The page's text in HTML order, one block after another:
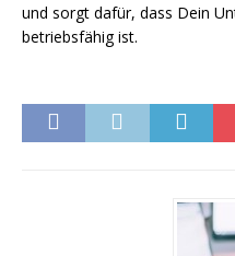
und sorgt dafür, dass Dein
betriebsfähig ist.